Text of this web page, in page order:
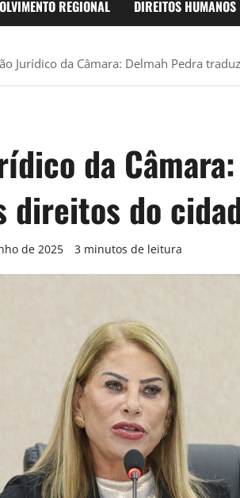
REGIONAL DIREITOS HUMANOS
Jurídico da Câmara: Delmah Pedra
da
direitos do
de 2025 3 minutos de leitura